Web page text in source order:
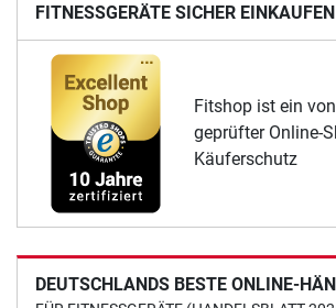
FITNESSGERÄTE SICHER EINKAUFEN
Fitshop ist ein
geprüfter Online-
Käuferschutz
DEUTSCHLANDS BESTE ONLINE-